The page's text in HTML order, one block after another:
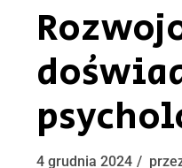
4 grudnia 2024